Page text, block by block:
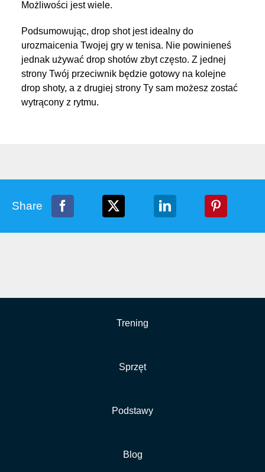
Możliwości jest wiele.
Podsumowując, drop shot jest idealny do
urozmaicenia Twojej gry w tenisa. Nie powinieneś
jednak używać drop shotów zbyt często. Z jednej
strony Twój przeciwnik będzie gotowy na kolejne
drop shoty, a z drugiej strony Ty sam możesz zostać
wytrącony z rytmu.
Share
Trening
Sprzęt
Podstawy
Blog